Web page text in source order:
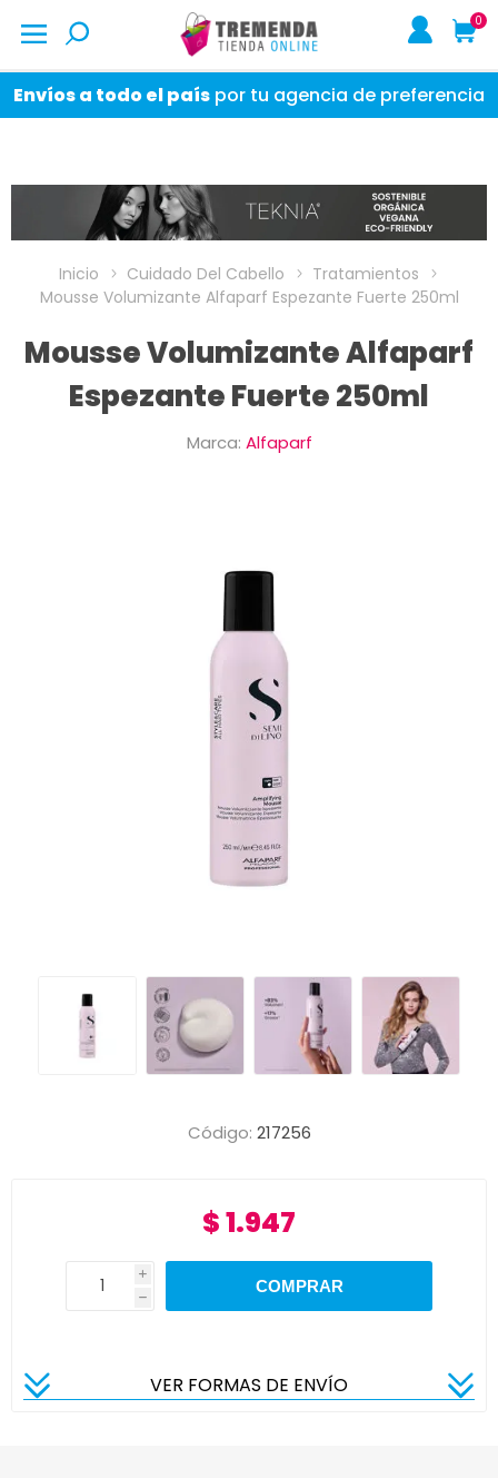
0
Envíos a todo el país por tu agencia de preferencia
Inicio Cuidado Del Cabello
Tratamientos
Mousse Volumizante Alfaparf Espezante Fuerte 250ml
Mousse Volumizante Alfaparf
Espezante Fuerte 250ml
Marca: Alfaparf
Código: 217256
$ 1.947
i
h
VER FORMAS DE ENVÍO